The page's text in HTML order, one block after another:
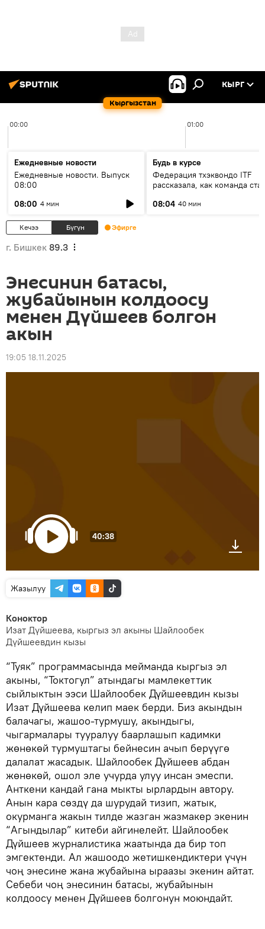
Кыргызстан
КЫРГ
00:00 01:00
Ежедневные новости
Ежедневные новости. Выпуск
08:00
08:00 4 мин
Будь в курсе
Федерация тхэквондо ITF
рассказала, как команда
08:04 40 мин
Кечээ Бүгүн Эфирге
г. Бишкек 89.3
Энесинин батасы,
жубайынын колдоосу
менен Дүйшеев болгон
акын
19:05 18.11.2025
40:38
Жазылуу
Коноктор
Изат Дүйшеева, кыргыз эл акыны Шайлообек
Дүйшеевдин кызы
“Туяк” программасында мейманда кыргыз эл
акыны, “Токтогул” атындагы мамлекеттик
сыйлыктын ээси Шайлообек Дүйшеевдин кызы
Изат Дүйшеева келип маек берди. Биз акындын
балачагы, жашоо-турмушу, акындыгы,
чыгармалары тууралуу баарлашып кадимки
жөнөкөй турмуштагы бейнесин ачып берүүгө
далалат жасадык. Шайлообек Дүйшеев абдан
жөнөкөй, ошол эле учурда улуу инсан эмеспи.
Анткени кандай гана мыкты ырлардын автору.
Анын кара сөздү да шурудай тизип, жатык,
окурманга жакын тилде жазган жазмакер экенин
“Агындылар” китеби айгинелейт. Шайлообек
Дүйшеев журналистика жаатында да бир топ
эмгектенди. Ал жашоодо жетишкендиктери үчүн
чоң энесине жана жубайына ыраазы экенин айтат.
Себеби чоң энесинин батасы, жубайынын
колдоосу менен Дүйшеев болгонун моюндайт.